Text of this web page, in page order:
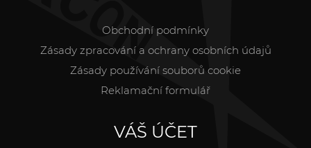
Obchodní podmínky
Zásady zpracování a ochrany osobních údajů
Zásady používání souborů cookie
Reklamační formulář
VÁŠ ÚČET